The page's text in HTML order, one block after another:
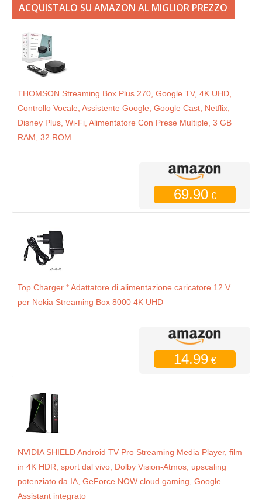
ACQUISTALO SU AMAZON AL MIGLIOR PREZZO
THOMSON Streaming Box Plus 270, Google TV, 4K UHD,
Controllo Vocale, Assistente Google, Google Cast, Netflix,
Disney Plus, Wi-Fi, Alimentatore Con Prese Multiple, 3 GB
RAM, 32 ROM
69.90 €
Top Charger * Adattatore di alimentazione caricatore 12 V
per Nokia Streaming Box 8000 4K UHD
14.99 €
NVIDIA SHIELD Android TV Pro Streaming Media Player, film
in 4K HDR, sport dal vivo, Dolby Vision-Atmos, upscaling
potenziato da IA, GeForce NOW cloud gaming, Google
Assistant integrato